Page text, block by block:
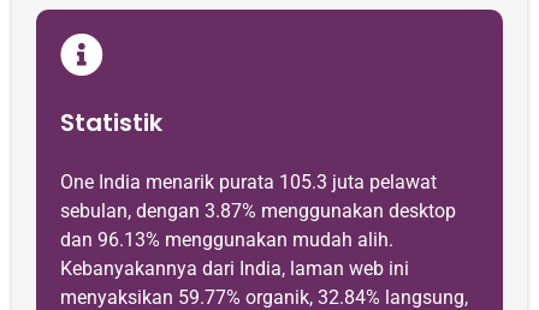
Statistik
One India menarik purata 105.3 juta pelawat
sebulan, dengan 3.87% menggunakan desktop
dan 96.13% menggunakan mudah alih.
Kebanyakannya dari India, laman web ini
menyaksikan 59.77% organik, 32.84% langsung,